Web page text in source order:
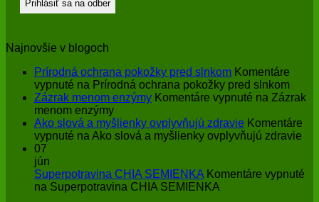
Najnovšie v blogoch
Prírodná ochrana pokožky pred slnkom Komentáre
vypnuté na Prírodná ochrana pokožky pred slnkom
Zázrak menom enzýmy Komentáre vypnuté na Zázrak
menom enzýmy
Ako slová a myšlienky ovplyvňujú zdravie Komentáre
vypnuté na Ako slová a myšlienky ovplyvňujú zdravie
07
jún
Superpotravina CHIA SEMIENKA Komentáre vypnuté
na Superpotravina CHIA SEMIENKA